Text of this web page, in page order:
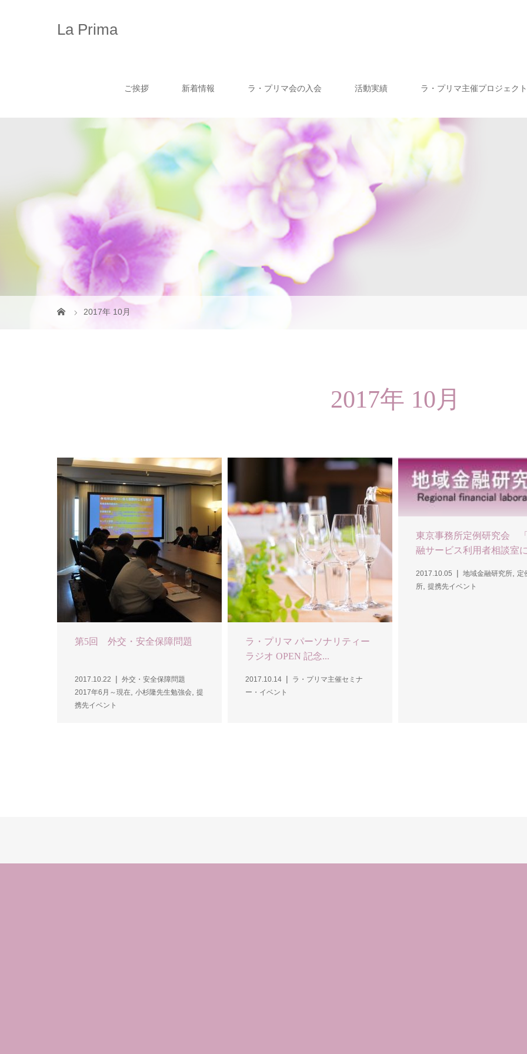
La Prima
ご挨拶 新着情報 ラ・プリマ会の入会 活動実績 ラ・プリマ主催プロジェクト
2017年 10月
2017年 10月
第5回 外交・安全保障問題
2017.10.22
外交・安全保障問題
2017年6月～現在, 小杉隆先生勉強会, 提
携先イベント
ラ・プリマ パーソナリティー
ラジオ OPEN 記念...
2017.10.14
ラ・プリマ主催セミナ
ー・イベント
東京事務所定例研究会
融サービス利用者相談室
2017.10.05 地域金融研究所
定
所 提携先イベント